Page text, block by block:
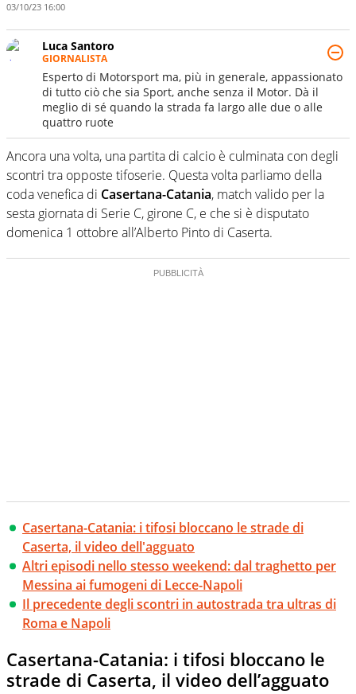
03/10/23 16:00
Luca Santoro
GIORNALISTA
Esperto di Motorsport ma, più in generale, appassionato
di tutto ciò che sia Sport, anche senza il Motor. Dà il
meglio di sé quando la strada fa largo alle due o alle
quattro ruote
Ancora una volta, una partita di calcio è culminata con degli
scontri tra opposte tifoserie. Questa volta parliamo della
coda venefica di Casertana-Catania, match valido per la
sesta giornata di Serie C, girone C, e che si è disputato
domenica 1 ottobre all’Alberto Pinto di Caserta.
Casertana-Catania: i tifosi bloccano le strade di
Caserta, il video dell'agguato
Altri episodi nello stesso weekend: dal traghetto per
Messina ai fumogeni di Lecce-Napoli
Il precedente degli scontri in autostrada tra ultras di
Roma e Napoli
Casertana-Catania: i tifosi bloccano le
strade di Caserta, il video dell’agguato